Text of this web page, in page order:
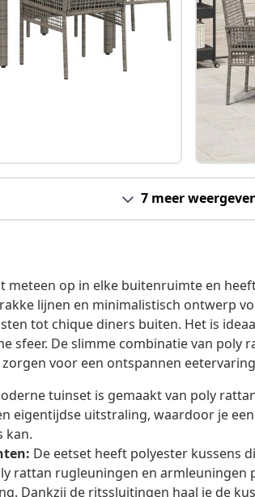
7 meer
meteen op in elke buitenruimte en
lijnen en minimalistisch ontwerp
tot chique diners buiten. Het is
sfeer. De slimme combinatie van poly
voor een ontspannen
tuinset is gemaakt van poly
eigentijdse uitstraling, waardoor je
kan.
De eetset heeft polyester kussens
rattan rugleuningen en
Dankzij de ritssluitingen haal je de